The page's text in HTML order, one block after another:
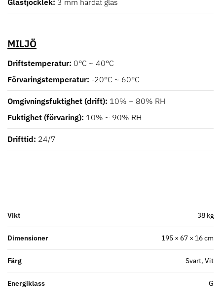
MILJÖ
Driftstemperatur 0°C ~ 40°C
Förvaringstemperatur -20°C ~ 60°C
Omgivningsfuktighet (drift) 10% ~ 80% RH
Fuktighet (förvaring) 10% ~ 90% RH
Drifttid 24/7
Vikt 38 kg
Dimensioner 195 × 67 × 16 cm
Färg Svart, Vit
Energiklass G